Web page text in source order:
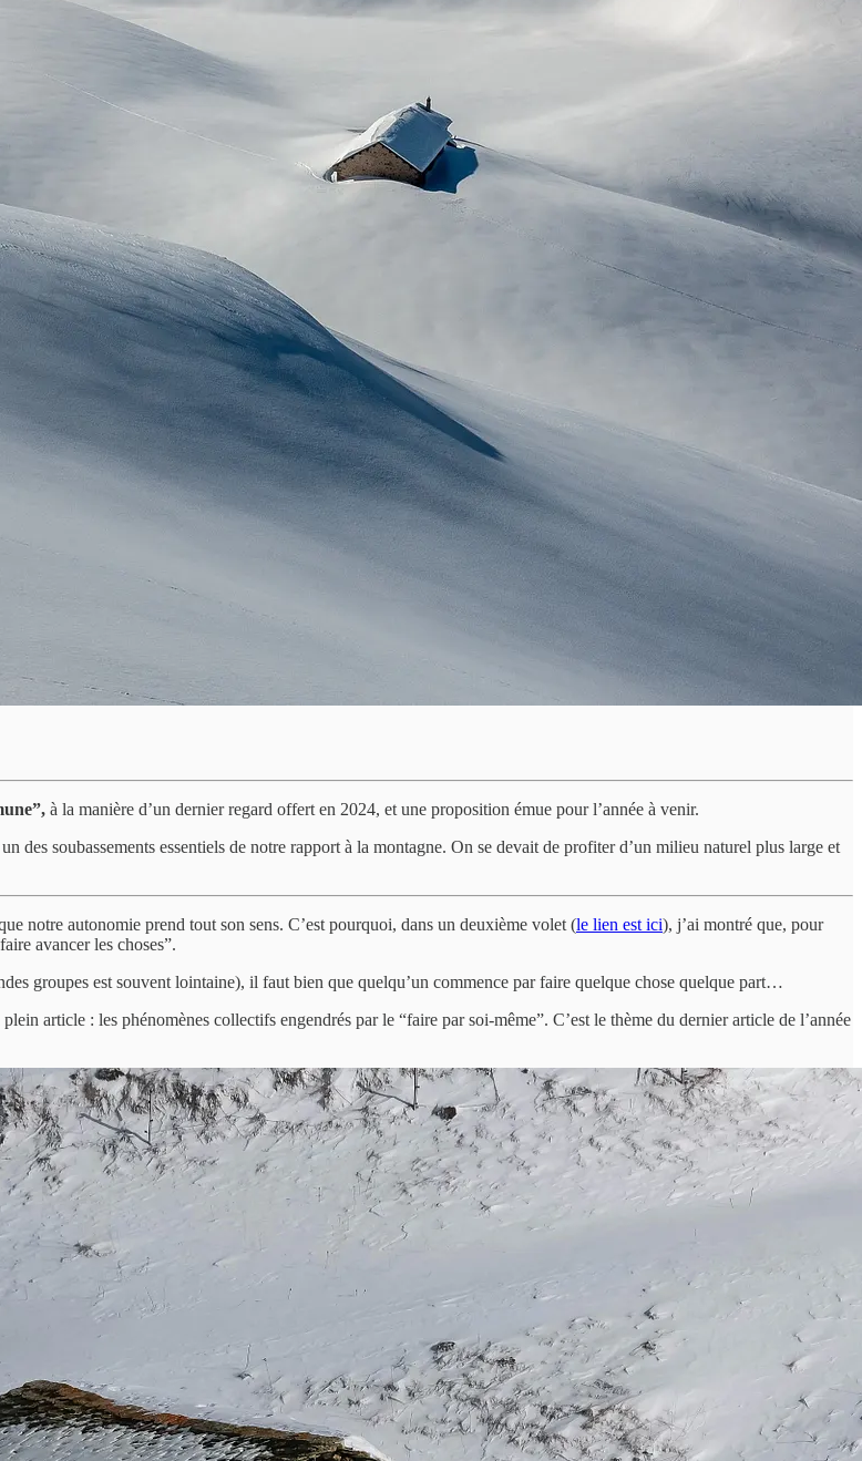
à la manière d’un dernier regard offert en 2024, et une proposition émue pour l’année à venir.
des soubassements essentiels de notre rapport à la montagne. On se devait de profiter d’un milieu naturel plus large et
notre autonomie prend tout son sens. C’est pourquoi, dans un deuxième volet (le lien est ici), j’ai montré que, pour
avancer les choses”.
groupes est souvent lointaine), il faut bien que quelqu’un commence par faire quelque chose quelque part…
article : les phénomènes collectifs engendrés par le “faire par soi-même”. C’est le thème du dernier article de l’année